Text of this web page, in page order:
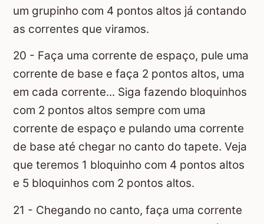
um grupinho com 4 pontos altos já contando
as correntes que viramos.
20 - Faça uma corrente de espaço, pule uma
corrente de base e faça 2 pontos altos, uma
em cada corrente... Siga fazendo bloquinhos
com 2 pontos altos sempre com uma
corrente de espaço e pulando uma corrente
de base até chegar no canto do tapete. Veja
que teremos 1 bloquinho com 4 pontos altos
e 5 bloquinhos com 2 pontos altos.
21 - Chegando no canto, faça uma corrente